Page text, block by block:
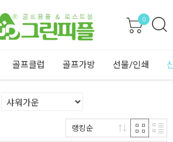
0
골프클럽 골프가방 선물/인쇄
랭킹순